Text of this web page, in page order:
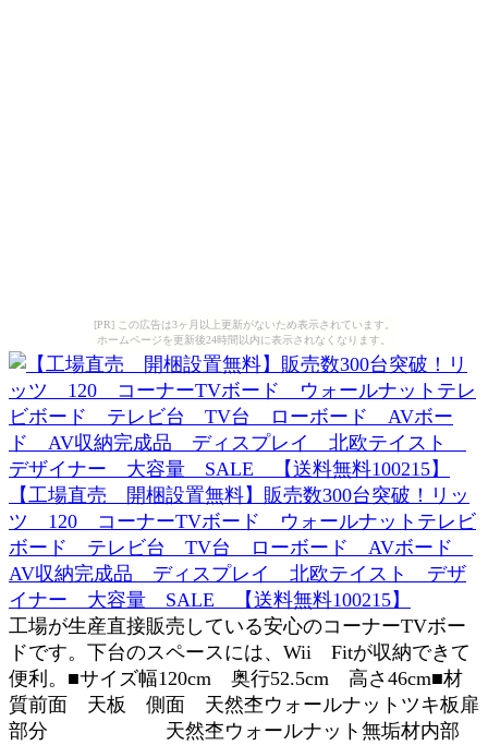
[PR] この広告は3ヶ月以上更新がないため表示されています。
ホームページを更新後24時間以内に表示されなくなります。
【工場直売 開梱設置無料】販売数300台突破！リッ
ツ 120 コーナーTVボード ウォールナットテレビ
ボード テレビ台 TV台 ローボード AVボード
AV収納完成品 ディスプレイ 北欧テイスト デザ
イナー 大容量 SALE 【送料無料100215】
工場が生産直接販売している安心のコーナーTVボー
ドです。下台のスペースには、Wii Fitが収納できて
便利。■サイズ幅120cm 奥行52.5cm 高さ46cm■材
質前面 天板 側面 天然杢ウォールナットツキ板扉
部分 天然杢ウォールナット無垢材内部